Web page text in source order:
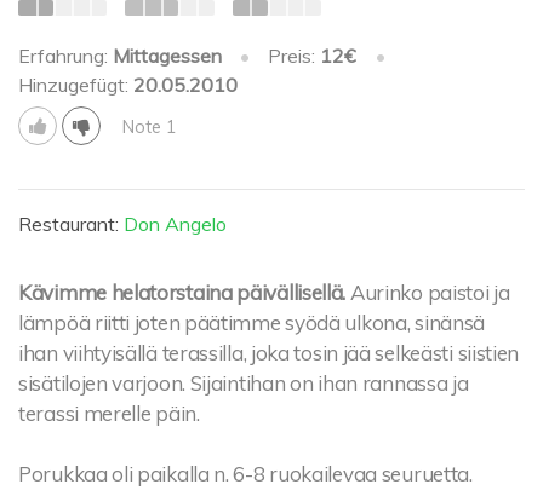
Erfahrung: Mittagessen • Preis: 12€
•
Hinzugefügt: 20.05.2010
Note 1
Restaurant: Don Angelo
Kävimme helatorstaina päivällisellä.Aurinko paistoi ja
lämpöä riitti joten päätimme syödä ulkona, sinänsä
ihan viihtyisällä terassilla, joka tosin jää selkeästi siistien
sisätilojen varjoon. Sijaintihan on ihan rannassa ja
terassi merelle päin.
Porukkaa oli paikalla n. 6-8 ruokailevaa seuruetta.